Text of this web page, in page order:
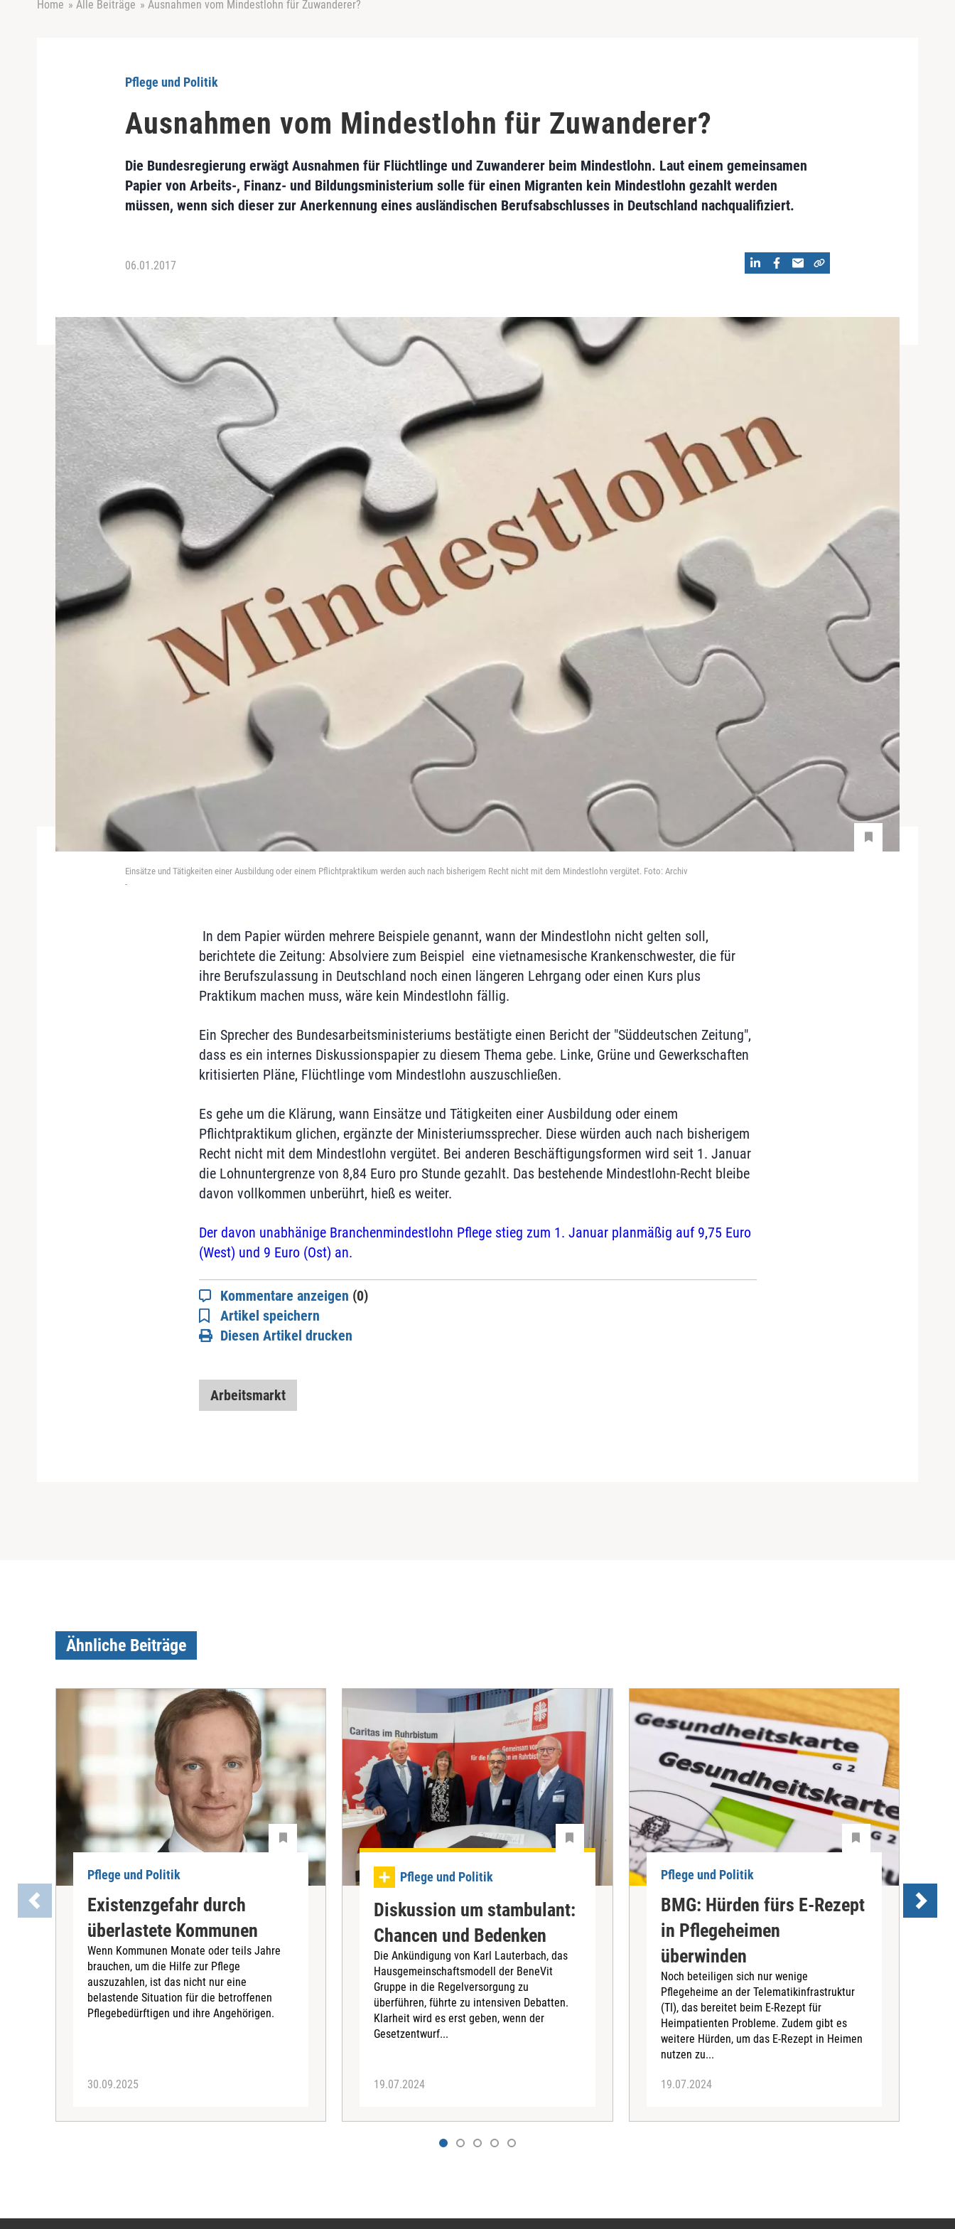
Home » Alle Beiträge » Ausnahmen vom Mindestlohn für Zuwanderer?
Pflege und Politik
Ausnahmen vom Mindestlohn für Zuwanderer?
Die Bundesregierung erwägt Ausnahmen für Flüchtlinge und Zuwanderer beim Mindestlohn. Laut einem gemeinsamen
Papier von Arbeits-, Finanz- und Bildungsministerium solle für einen Migranten kein Mindestlohn gezahlt werden
müssen, wenn sich dieser zur Anerkennung eines ausländischen Berufsabschlusses in Deutschland nachqualifiziert.
06.01.2017
Einsätze und Tätigkeiten einer Ausbildung oder einem Pflichtpraktikum werden auch nach bisherigem Recht nicht mit dem Mindestlohn vergütet. Foto: Archiv
-
In dem Papier würden mehrere Beispiele genannt, wann der Mindestlohn nicht gelten soll,
berichtete die Zeitung: Absolviere zum Beispiel eine vietnamesische Krankenschwester, die für
ihre Berufszulassung in Deutschland noch einen längeren Lehrgang oder einen Kurs plus
Praktikum machen muss, wäre kein Mindestlohn fällig.
Ein Sprecher des Bundesarbeitsministeriums bestätigte einen Bericht der "Süddeutschen Zeitung",
dass es ein internes Diskussionspapier zu diesem Thema gebe. Linke, Grüne und Gewerkschaften
kritisierten Pläne, Flüchtlinge vom Mindestlohn auszuschließen.
Es gehe um die Klärung, wann Einsätze und Tätigkeiten einer Ausbildung oder einem
Pflichtpraktikum glichen, ergänzte der Ministeriumssprecher. Diese würden auch nach bisherigem
Recht nicht mit dem Mindestlohn vergütet. Bei anderen Beschäftigungsformen wird seit 1. Januar
die Lohnuntergrenze von 8,84 Euro pro Stunde gezahlt. Das bestehende Mindestlohn-Recht bleibe
davon vollkommen unberührt, hieß es weiter.
Der davon unabhänige Branchenmindestlohn Pflege stieg zum 1. Januar planmäßig auf 9,75 Euro
(West) und 9 Euro (Ost) an.
Kommentare anzeigen (0)
Artikel speichern
Diesen Artikel drucken
Arbeitsmarkt
Ähnliche Beiträge
Pflege und Politik
Existenzgefahr durch
überlastete Kommunen
Wenn Kommunen Monate oder teils Jahre
brauchen, um die Hilfe zur Pflege
auszuzahlen, ist das nicht nur eine
belastende Situation für die betroffenen
Pflegebedürftigen und ihre Angehörigen.
30.09.2025
Pflege und Politik
Diskussion um stambulant:
Chancen und Bedenken
Die Ankündigung von Karl Lauterbach, das
Hausgemeinschaftsmodell der BeneVit
Gruppe in die Regelversorgung zu
überführen, führte zu intensiven Debatten.
Klarheit wird es erst geben, wenn der
Gesetzentwurf...
19.07.2024
Pflege und Politik
BMG: Hürden fürs E-Rezept
in Pflegeheimen
überwinden
Noch beteiligen sich nur wenige
Pflegeheime an der Telematikinfrastruktur
(TI), das bereitet beim E-Rezept für
Heimpatienten Probleme. Zudem gibt es
weitere Hürden, um das E-Rezept in Heimen
nutzen zu...
19.07.2024